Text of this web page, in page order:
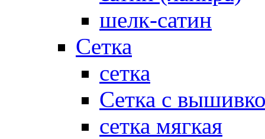
шелк-сатин
Сетка
сетка
Сетка с
сетка мягкая